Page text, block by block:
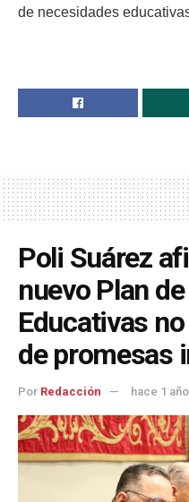
de necesidades
Poli Suárez
nuevo Plan
Educativas
de promesas
Por Redacción hace 1 año